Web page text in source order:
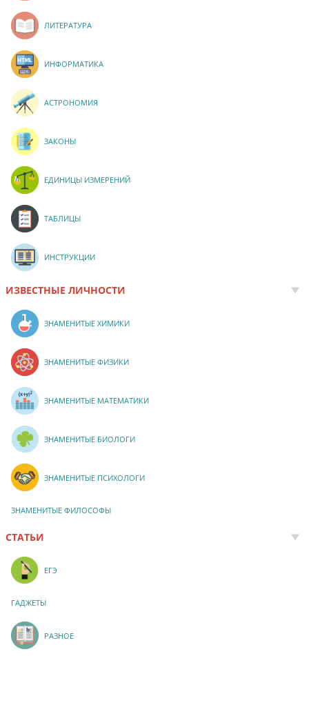
ЛИТЕРАТУРА
ИНФОРМАТИКА
АСТРОНОМИЯ
ЗАКОНЫ
ЕДИНИЦЫ ИЗМЕРЕНИЙ
ТАБЛИЦЫ
ИНСТРУКЦИИ
ИЗВЕСТНЫЕ ЛИЧНОСТИ
ЗНАМЕНИТЫЕ ХИМИКИ
ЗНАМЕНИТЫЕ ФИЗИКИ
ЗНАМЕНИТЫЕ МАТЕМАТИКИ
ЗНАМЕНИТЫЕ БИОЛОГИ
ЗНАМЕНИТЫЕ ПСИХОЛОГИ
ЗНАМЕНИТЫЕ ФИЛОСОФЫ
СТАТЬИ
ЕГЭ
ГАДЖЕТЫ
РАЗНОЕ